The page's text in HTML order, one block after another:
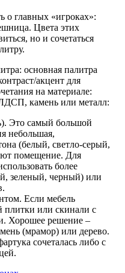
о главных «игроках»:
Цвета этих
но и сочетаться
основная палитра
акцент для
на материале:
камень или металл:
Это самый большой
небольшая,
(белый, светло-серый,
помещение. Для
более
зеленый, черный) или
Если мебель
плитки или скинали с
Хорошее решение –
(мрамор) или дерево.
сочеталась либо с